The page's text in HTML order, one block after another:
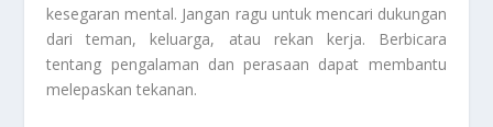
kesegaran mental. Jangan ragu untuk mencari dukungan
dari teman, keluarga, atau rekan kerja. Berbicara
tentang pengalaman dan perasaan dapat membantu
melepaskan tekanan.